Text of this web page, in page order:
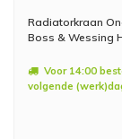
Radiatorkraan
Boss & Wessing
Voor 14:00
volgende